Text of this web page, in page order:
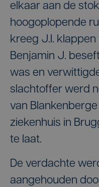
elkaar aan de
hoogoplopende
kreeg J.I.
Benjamin J.
was en
slachtoffer werd
van
ziekenhuis in
te laat.
De verdachte
aangehouden